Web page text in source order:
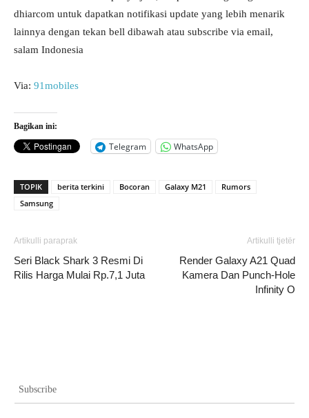
dhiarcom untuk dapatkan notifikasi update yang lebih menarik
lainnya dengan tekan bell dibawah atau subscribe via email,
salam Indonesia
Via: 91mobiles
Bagikan ini:
Telegram WhatsApp
TOPIK berita terkini Bocoran Galaxy M21
Rumors
Samsung
Artikulli paraprak
Seri Black Shark 3 Resmi Di
Rilis Harga Mulai Rp.7,1 Juta
Artikulli tjetër
Render Galaxy A21 Quad
Kamera Dan Punch-Hole
Infinity O
Subscribe